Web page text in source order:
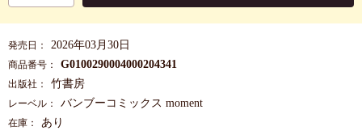
発売日： 2026年03月30日
商品番号： G0100290004000204341
出版社： 竹書房
レーベル： バンブーコミックス moment
在庫： あり